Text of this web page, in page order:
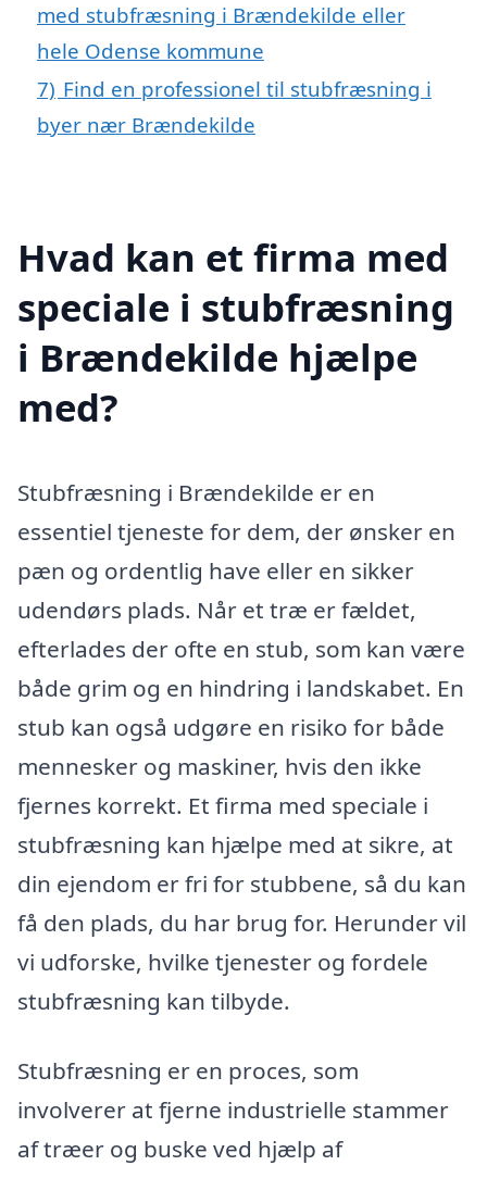
med stubfræsning i Brændekilde eller
hele Odense kommune
7) Find en professionel til stubfræsning i
byer nær Brændekilde
Hvad kan et firma med
speciale i stubfræsning
i Brændekilde hjælpe
med?
Stubfræsning i Brændekilde er en
essentiel tjeneste for dem, der ønsker en
pæn og ordentlig have eller en sikker
udendørs plads. Når et træ er fældet,
efterlades der ofte en stub, som kan være
både grim og en hindring i landskabet. En
stub kan også udgøre en risiko for både
mennesker og maskiner, hvis den ikke
fjernes korrekt. Et firma med speciale i
stubfræsning kan hjælpe med at sikre, at
din ejendom er fri for stubbene, så du kan
få den plads, du har brug for. Herunder vil
vi udforske, hvilke tjenester og fordele
stubfræsning kan tilbyde.
Stubfræsning er en proces, som
involverer at fjerne industrielle stammer
af træer og buske ved hjælp af